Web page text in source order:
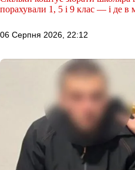
порахували 1, 5 і 9 клас — і де в
06 Серпня 2026, 22:12